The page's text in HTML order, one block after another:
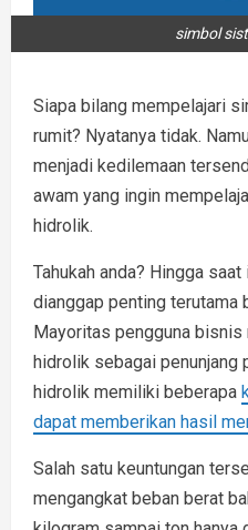
simbol
Siapa bilang mempelajari
rumit? Nyatanya tidak.
menjadi kedilemaan
awam yang ingin
hidrolik.
Tahukah anda? Hingga
dianggap penting terutama
Mayoritas pengguna
hidrolik sebagai penunjang
hidrolik memiliki beberapa
dapat memberikan hasil
Salah satu keuntungan
mengangkat beban berat